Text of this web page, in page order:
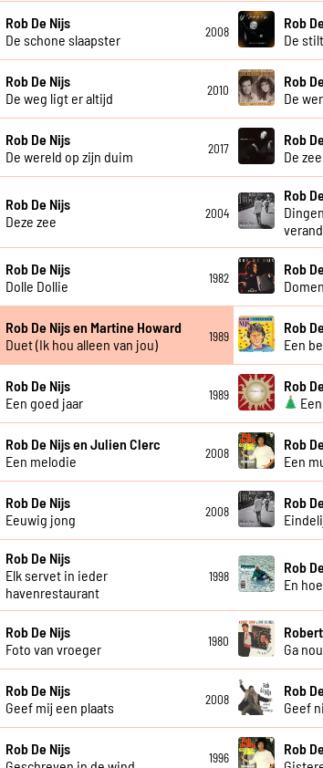
Rob De Nijs
De schone slaapster
2008
Rob
De
Rob De Nijs
De weg ligt er altijd
2010
Rob
De
Rob De Nijs
De wereld op zijn duim
2017
Rob
De zee
Rob De Nijs
Deze zee
2004
Rob
Rob De Nijs
Dolle Dollie
1982
Rob
Rob De Nijs en Martine Howard
Duet (Ik hou alleen van jou)
1989
Rob
Een
Rob De Nijs
Een goed jaar
1989
Rob
Rob De Nijs en Julien Clerc
Een melodie
2008
Rob
Een
Rob De Nijs
Eeuwig jong
2008
Rob
Rob De Nijs
Elk servet in ieder
havenrestaurant
1998
Rob
En hoe
Rob De Nijs
Foto van vroeger
1980
Ga
Rob De Nijs
Geef mij een plaats
2008
Rob
Geef
Rob De Nijs
1996
Rob